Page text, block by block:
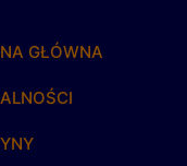
GŁÓWNA